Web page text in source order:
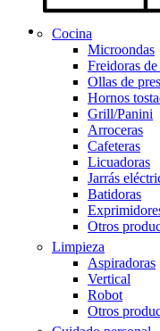
Cocina
Microondas
Freidoras
Ollas de
Hornos
Grill/Panini
Arroceras
Cafeteras
Licuadoras
Jarrás
Batidoras
Otros
Limpieza
Aspiradoras
Vertical
Robot
Otros